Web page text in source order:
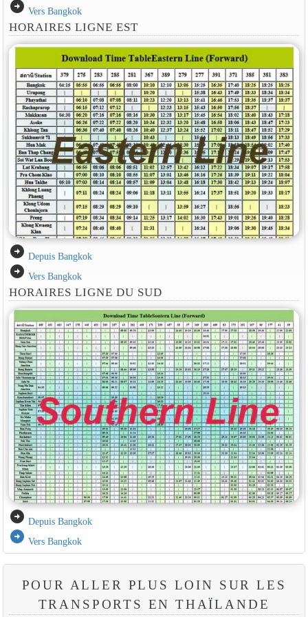
arrow_circle_right Vers Bangkok
HORAIRES LIGNE EST
arrow_circle_right Depuis Bangkok
arrow_circle_right Vers Bangkok
HORAIRES LIGNE DU SUD
arrow_circle_right Depuis Bangkok
arrow_circle_right Vers Bangkok
POUR ALLER PLUS LOIN SUR LES
TRANSPORTS EN THAÏLANDE